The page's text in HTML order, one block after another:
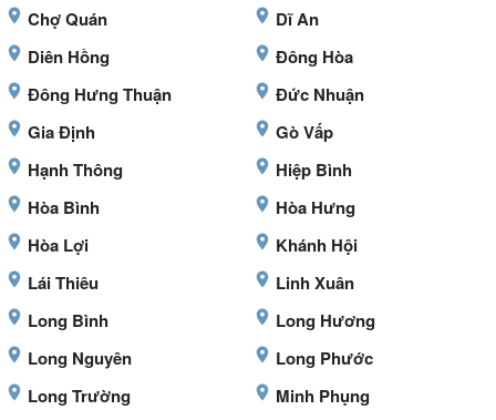
Chợ Quán
Dĩ An
Diên Hồng
Đông Hòa
Đông Hưng Thuận
Đức Nhuận
Gia Định
Gò Vấp
Hạnh Thông
Hiệp Bình
Hòa Bình
Hòa Hưng
Hòa Lợi
Khánh Hội
Lái Thiêu
Linh Xuân
Long Bình
Long Hương
Long Nguyên
Long Phước
Long Trường
Minh Phụng